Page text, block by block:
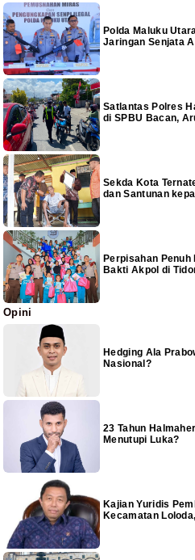
Polda Maluku
Jaringan Senjata
Satlantas Polres
di SPBU Bacan,
Sekda Kota
dan Santunan
Perpisahan Penuh
Bakti Akpol di
Opini
Hedging Ala
Nasional?
23 Tahun
Menutupi Luka?
Kajian Yuridis
Kecamatan